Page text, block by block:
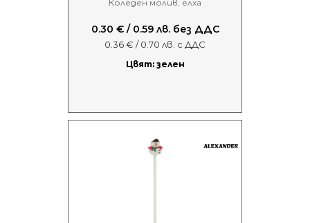
Коледен молив, елха
0.30 € / 0.59 лв. без ДДС
0.36 € / 0.70 лв. с ДДС
Цвят: зелен